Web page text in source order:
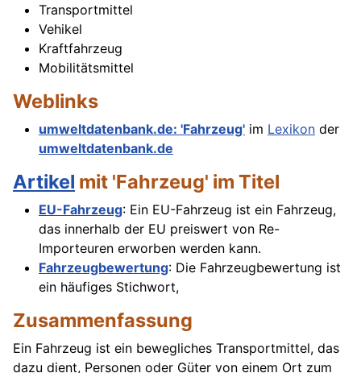
Transportmittel
Vehikel
Kraftfahrzeug
Mobilitätsmittel
Weblinks
umweltdatenbank.de: 'Fahrzeug' im Lexikon der
umweltdatenbank.de
Artikel mit 'Fahrzeug' im Titel
EU-Fahrzeug: Ein EU-Fahrzeug ist ein Fahrzeug,
das innerhalb der EU preiswert von Re-
Importeuren erworben werden kann.
Fahrzeugbewertung: Die Fahrzeugbewertung ist
ein häufiges Stichwort,
Zusammenfassung
Ein Fahrzeug ist ein bewegliches Transportmittel, das
dazu dient, Personen oder Güter von einem Ort zum